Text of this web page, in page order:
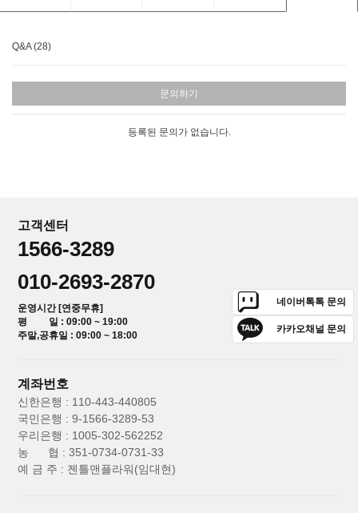
Q&A (28)
문의하기
등록된 문의가 없습니다.
고객센터
1566-3289
010-2693-2870
운영시간 [연중무휴]
평 일 : 09:00 ~ 19:00
주말,공휴일 : 09:00 ~ 18:00
네이버톡톡 문의
카카오채널 문의
계좌번호
신한은행 : 110-443-440805
국민은행 : 9-1566-3289-53
우리은행 : 1005-302-562252
농 협 : 351-0734-0731-33
예 금 주 : 젠틀맨플라워(임대현)